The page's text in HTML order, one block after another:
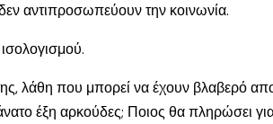
αντιπροσωπεύουν την κοινωνία.
λάθη που μπορεί να έχουν βλαβερό
έξη αρκούδες; Ποιος θα πληρώσει